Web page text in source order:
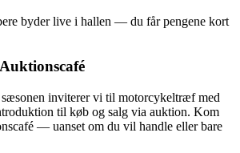
byder live i hallen — du får pengene kort
sæsonen inviterer vi til motorcykeltræf med
til køb og salg via auktion. Kom
— uanset om du vil handle eller bare